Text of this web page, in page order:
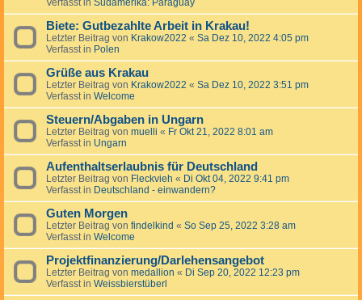
Verfasst in Südamerika: Paraguay
Biete: Gutbezahlte Arbeit in Krakau!
Letzter Beitrag von Krakow2022 « Sa Dez 10, 2022 4:05 pm
Verfasst in Polen
Grüße aus Krakau
Letzter Beitrag von Krakow2022 « Sa Dez 10, 2022 3:51 pm
Verfasst in Welcome
Steuern/Abgaben in Ungarn
Letzter Beitrag von muelli « Fr Okt 21, 2022 8:01 am
Verfasst in Ungarn
Aufenthaltserlaubnis für Deutschland
Letzter Beitrag von Fleckvieh « Di Okt 04, 2022 9:41 pm
Verfasst in Deutschland - einwandern?
Guten Morgen
Letzter Beitrag von findelkind « So Sep 25, 2022 3:28 am
Verfasst in Welcome
Projektfinanzierung/Darlehensangebot
Letzter Beitrag von medallion « Di Sep 20, 2022 12:23 pm
Verfasst in Weissbierstüberl